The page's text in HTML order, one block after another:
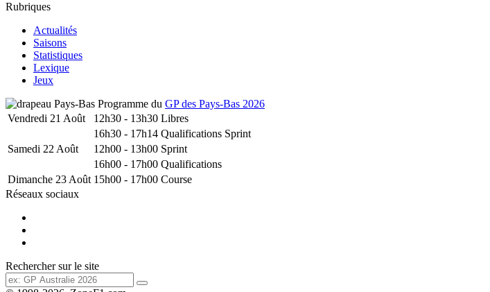
Rubriques
Actualités
Saisons
Statistiques
Lexique
Jeux
Programme du GP des Pays-Bas 2026
Vendredi 21 Août
12h30 - 13h30 Libres
16h30 - 17h14 Qualifications Sprint
Samedi 22 Août
12h00 - 13h00 Sprint
16h00 - 17h00 Qualifications
Dimanche 23 Août 15h00 - 17h00 Course
Réseaux sociaux
Rechercher sur le site